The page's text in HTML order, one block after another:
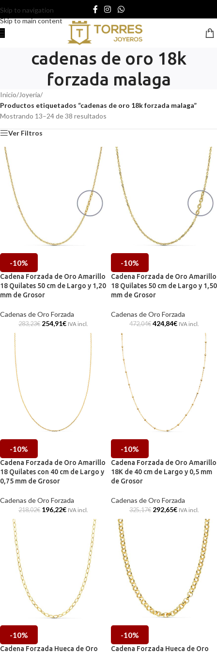
Skip to navigation
Skip to main content
cadenas de oro 18k
forzada malaga
Inicio/Joyería/
Productos etiquetados “cadenas de oro 18k forzada malaga”
Mostrando 13–24 de 38 resultados
Ver Filtros
-10%
Cadena Forzada de Oro Amarillo
18 Quilates 50 cm de Largo y 1,20
mm de Grosor
Cadenas de Oro Forzada
283,23€ 254,91€ IVA incl.
-10%
Cadena Forzada de Oro Amarillo
18 Quilates 50 cm de Largo y 1,50
mm de Grosor
Cadenas de Oro Forzada
472,04€ 424,84€ IVA incl.
-10%
Cadena Forzada de Oro Amarillo
18 Quilates con 40 cm de Largo y
0,75 mm de Grosor
Cadenas de Oro Forzada
218,02€ 196,22€ IVA incl.
-10%
Cadena Forzada de Oro Amarillo
18K de 40 cm de Largo y 0,5 mm
de Grosor
Cadenas de Oro Forzada
325,17€ 292,65€ IVA incl.
-10%
Cadena Forzada Hueca de Oro
-10%
Cadena Forzada Hueca de Oro